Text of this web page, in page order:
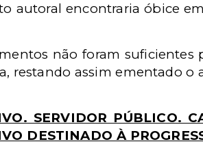
autoral encontraria óbice
não foram suficientes
restando assim ementado o
SERVIDOR PÚBLICO.
DESTINADO À